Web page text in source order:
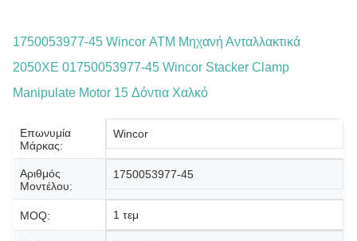
1750053977-45 Wincor ΑΤΜ Μηχανή Ανταλλακτικά
2050XE 01750053977-45 Wincor Stacker Clamp
Manipulate Motor 15 Δόντια Χαλκό
Επωνυμία
Μάρκας:
Wincor
Αριθμός
Μοντέλου:
1750053977-45
MOQ: 1 τεμ